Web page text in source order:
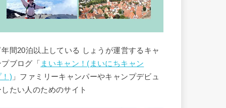
間20泊以上している しょうが運営するキャ
ブログ「 まいキャン！(まいにちキャン
！) 」ファミリーキャンパーやキャンプデビュ
したい人のためのサイト